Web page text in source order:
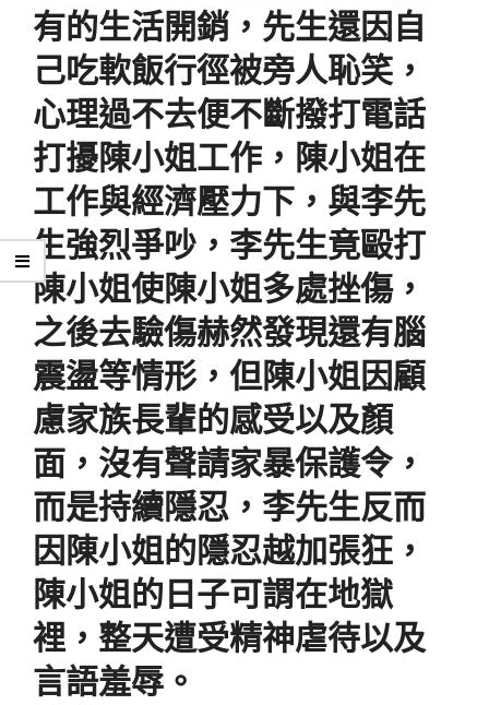
有的生活開銷，先生還因自
己吃軟飯行徑被旁人恥笑，
心理過不去便不斷撥打電話
打擾陳小姐工作，陳小姐在
工作與經濟壓力下，與李先
生強烈爭吵，李先生竟毆打
陳小姐使陳小姐多處挫傷，
之後去驗傷赫然發現還有腦
震盪等情形，但陳小姐因顧
慮家族長輩的感受以及顏
面，沒有聲請家暴保護令，
而是持續隱忍，李先生反而
因陳小姐的隱忍越加張狂，
陳小姐的日子可謂在地獄
裡，整天遭受精神虐待以及
言語羞辱。